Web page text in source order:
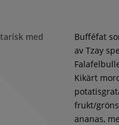
med
Bufféfat
av Tzay
Kikärt
frukt/
ananas,